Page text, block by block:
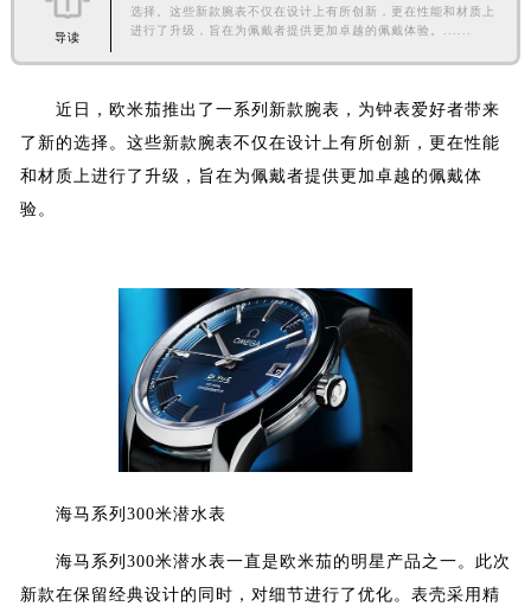
导读
选择。这些新款腕表不仅在设计上有所创新，更在性能和材质上
进行了升级，旨在为佩戴者提供更加卓越的佩戴体验。......
近日，欧米茄推出了一系列新款腕表，为钟表爱好者带来
了新的选择。这些新款腕表不仅在设计上有所创新，更在性能
和材质上进行了升级，旨在为佩戴者提供更加卓越的佩戴体
验。
海马系列300米潜水表
海马系列300米潜水表一直是欧米茄的明星产品之一。此次
新款在保留经典设计的同时，对细节进行了优化。表壳采用精